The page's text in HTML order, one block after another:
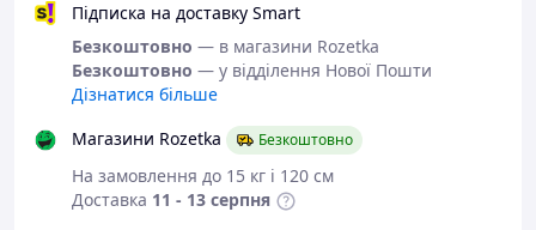
Підписка на доставку Smart
Безкоштовно — в магазини Rozetka
Безкоштовно — у відділення Нової Пошти
Дізнатися більше
Магазини Rozetka
Безкоштовно
На замовлення до 15 кг і 120 см
Доставка 11 - 13 серпня